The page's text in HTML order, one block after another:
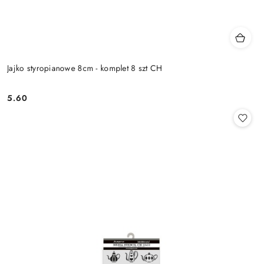
Jajko styropianowe 8cm - komplet 8 szt CH
Cena:
5.60